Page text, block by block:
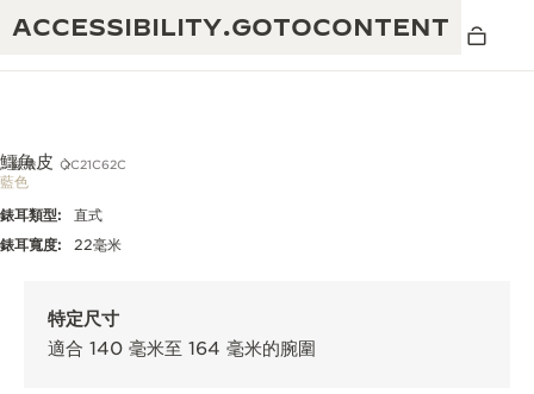
ACCESSIBILITY.GOTOCONTENT
積家保養服務
黃金比例音樂表演
卓越工藝：逾 190 年歷史
心靈手巧：1400 多種機芯
錶帶 QC21C62C
鱷魚皮
藍色
錶耳類型:
直式
錶耳寬度:
22毫米
特定尺寸
適合 140 毫米至 164 毫米的腕圍